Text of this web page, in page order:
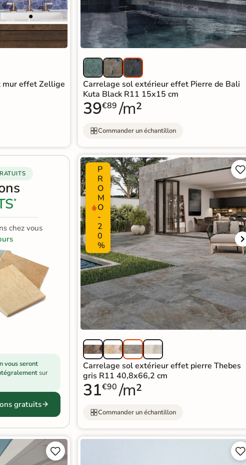
mur effet Zellige
Carrelage sol extérieur effet Pierre de Bali
Kuta Black R11 15x15 cm
39€89 /m²
Commander un échantillon
*
chez vous
vous seront
sur
gratuits
P
R
O
M
O
-
2
0
%


Carrelage sol extérieur effet pierre Thebes
gris R11 40,8x66,2 cm
31€90 /m²
Commander un échantillon

 
